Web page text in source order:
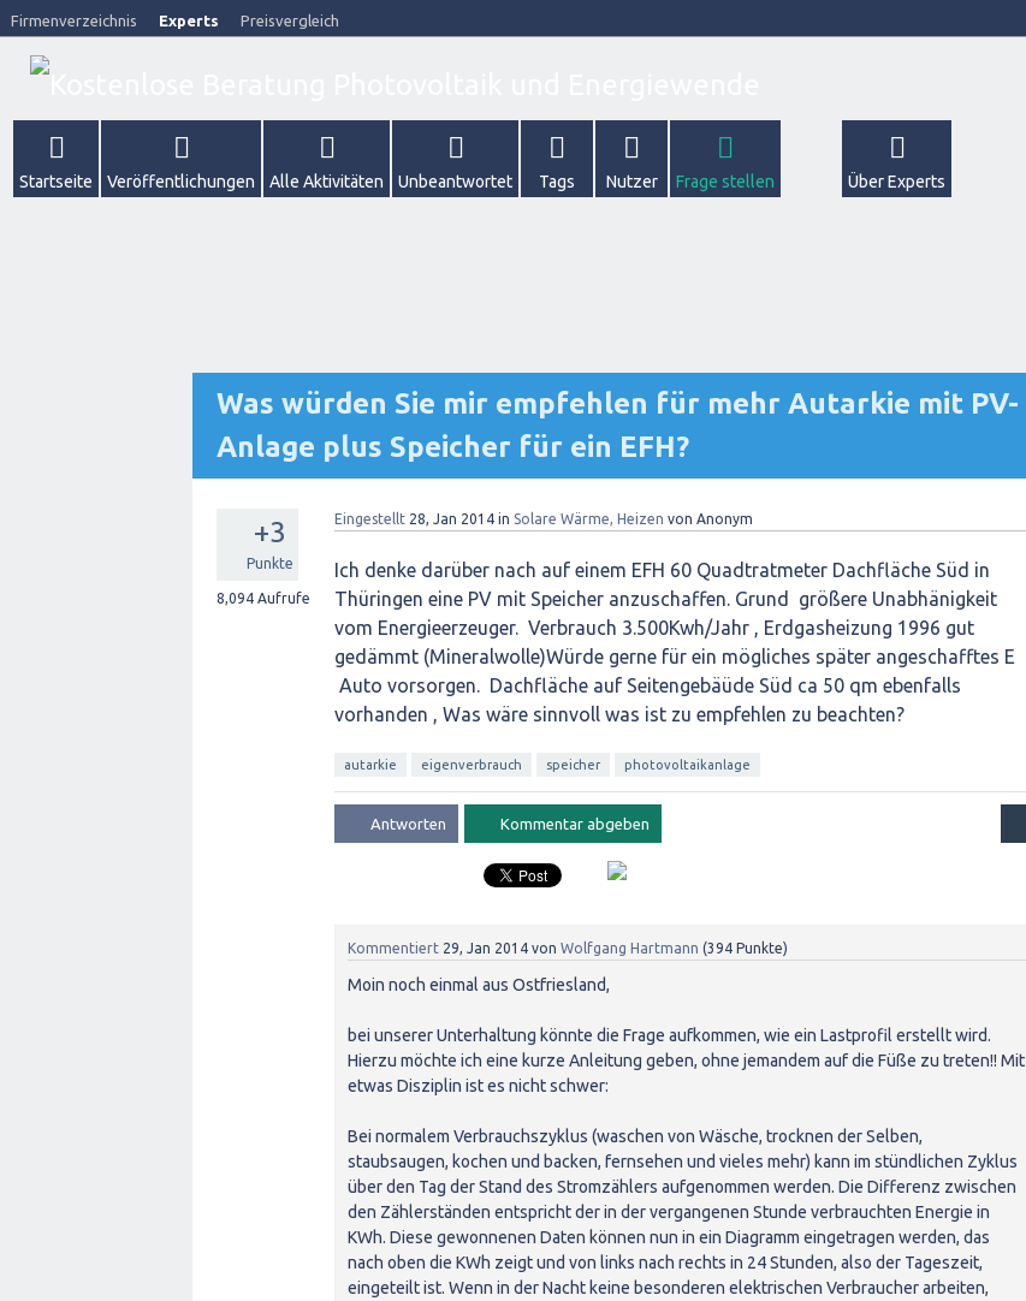
Firmenverzeichnis Experts Preisvergleich
Startseite Veröffentlichungen Alle Aktivitäten Unbeantwortet Tags Nutzer Frage stellen Über Experts
Was würden Sie mir empfehlen für mehr Autarkie mit PV-
Anlage plus Speicher für ein EFH?
+3
Punkte
8,094 Aufrufe
Eingestellt 28, Jan 2014 in Solare Wärme, Heizen von Anonym
Ich denke darüber nach auf einem EFH 60 Quadtratmeter Dachfläche Süd in
Thüringen eine PV mit Speicher anzuschaffen. Grund größere Unabhänigkeit
vom Energieerzeuger. Verbrauch 3.500Kwh/Jahr , Erdgasheizung 1996 gut
gedämmt (Mineralwolle)Würde gerne für ein mögliches später angeschafftes E
Auto vorsorgen. Dachfläche auf Seitengebäüde Süd ca 50 qm ebenfalls
vorhanden , Was wäre sinnvoll was ist zu empfehlen zu beachten?
autarkie eigenverbrauch speicher photovoltaikanlage
Kommentiert 29, Jan 2014 von Wolfgang Hartmann (394 Punkte)
Moin noch einmal aus Ostfriesland,
bei unserer Unterhaltung könnte die Frage aufkommen, wie ein Lastprofil erstellt wird.
Hierzu möchte ich eine kurze Anleitung geben, ohne jemandem auf die Füße zu treten!! Mit
etwas Disziplin ist es nicht schwer:
Bei normalem Verbrauchszyklus (waschen von Wäsche, trocknen der Selben,
staubsaugen, kochen und backen, fernsehen und vieles mehr) kann im stündlichen Zyklus
über den Tag der Stand des Stromzählers aufgenommen werden. Die Differenz zwischen
den Zählerständen entspricht der in der vergangenen Stunde verbrauchten Energie in
KWh. Diese gewonnenen Daten können nun in ein Diagramm eingetragen werden, das
nach oben die KWh zeigt und von links nach rechts in 24 Stunden, also der Tageszeit,
eingeteilt ist. Wenn in der Nacht keine besonderen elektrischen Verbraucher arbeiten,